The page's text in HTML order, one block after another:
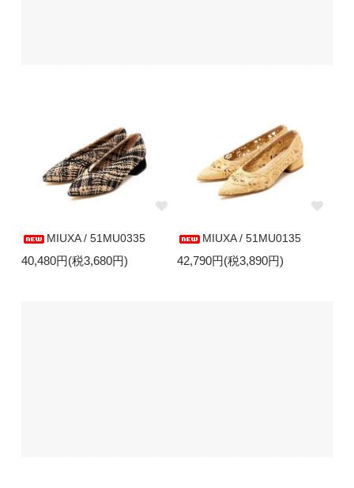
MIUXA / 51MU0335
40,480円(税3,680円)
MIUXA / 51MU0135
42,790円(税3,890円)